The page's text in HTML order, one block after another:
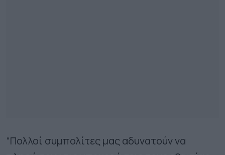
“​Πολλοί συμπολίτες μας αδυνατούν να